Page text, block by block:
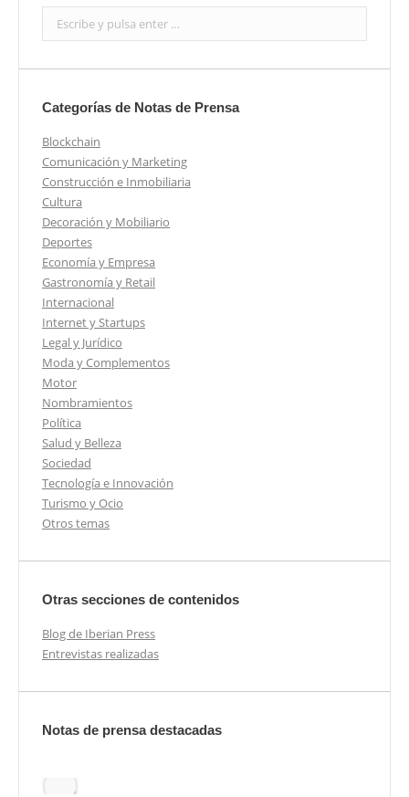
Categorías de Notas de Prensa
Blockchain
Comunicación y Marketing
Construcción e Inmobiliaria
Cultura
Decoración y Mobiliario
Deportes
Economía y Empresa
Gastronomía y Retail
Internacional
Internet y Startups
Legal y Jurídico
Moda y Complementos
Motor
Nombramientos
Política
Salud y Belleza
Sociedad
Tecnología e Innovación
Turismo y Ocio
Otros temas
Otras secciones de contenidos
Blog de Iberian Press
Entrevistas realizadas
Notas de prensa destacadas